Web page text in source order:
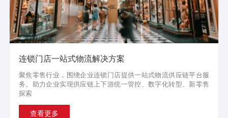
连锁门店一站式物流解决方案
聚焦零售行业，围绕企业连锁门店提供一站式物流供应链平台服
务。助力企业实现供应链上下游统一管控、数字化转型、新零售
探索
查看更多